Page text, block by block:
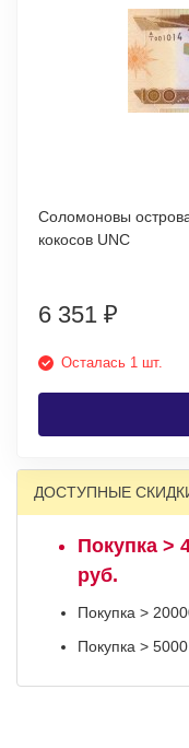
Соломоновы острова
кокосов UNC
6 351 ₽
Осталась 1 шт.
ДОСТУПНЫЕ
Покупка >
руб.
Покупка >
Покупка >